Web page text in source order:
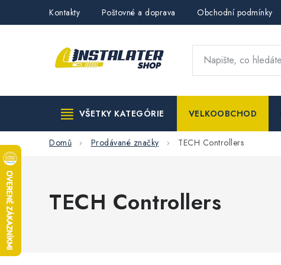
Kontakty Poštovné a doprava Obchodní podmínky
VŠETKY KATEGÓRIE VELKOOBCHOD
Domů Prodávané značky TECH Controllers
TECH Controllers